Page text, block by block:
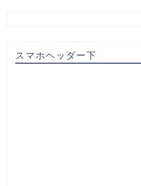
スマホヘッダー下